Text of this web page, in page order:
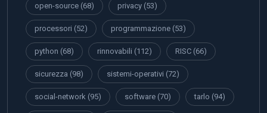
open-source (68) privacy (53)
processori (52) programmazione (53)
python (68) rinnovabili (112) RISC (66)
sicurezza (98) sistemi-operativi (72)
social-network (95) software (70) tarlo (94)